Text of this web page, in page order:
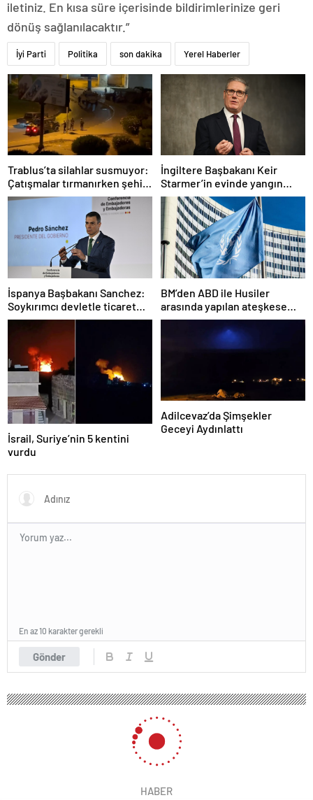
iletiniz. En kısa süre içerisinde bildirimlerinize geri
dönüş sağlanılacaktır.”
İyi Parti Politika son dakika Yerel Haberler
Trablus’ta silahlar susmuyor:
Çatışmalar tırmanırken şehir
alarmda
İngiltere Başbakanı Keir
Starmer’in evinde yangın
çıktı
İspanya Başbakanı Sanchez:
Soykırımcı devletle ticaret
yapmayız
BM’den ABD ile Husiler
arasında yapılan ateşkese
ilişkin değerlendirme
İsrail, Suriye’nin 5 kentini
vurdu
Adilcevaz’da Şimşekler
Geceyi Aydınlattı
Gönder
En az 10 karakter gerekli
HABER